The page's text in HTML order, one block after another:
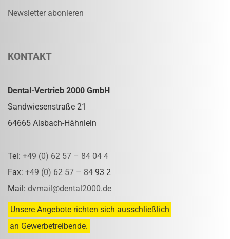
Newsletter abonieren
KONTAKT
Dental-Vertrieb 2000 GmbH
Sandwiesenstraße 21
64665 Alsbach-Hähnlein
Tel: +49 (0) 62 57 – 84 04 4
Fax: +49 (0) 62 57 – 84 93 2
Mail: dvmail@dental2000.de
Unsere Angebote richten sich ausschließlich
an Gewerbetreibende.